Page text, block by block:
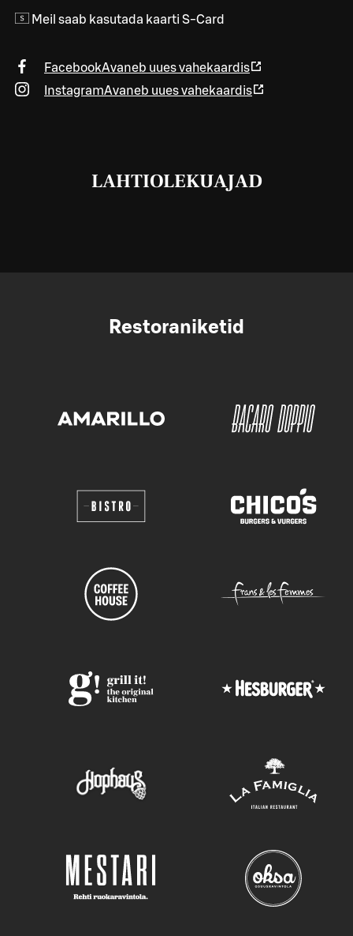
Meil saab kasutada kaarti S-Card
FacebookAvaneb uues vahekaardis
InstagramAvaneb uues vahekaardis
LAHTIOLEKUAJAD
Restoraniketid